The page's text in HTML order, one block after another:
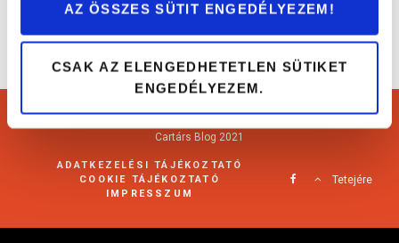
AZ ÖSSZES SÜTIT ENGEDÉLYEZEM!
CSAK AZ ELENGEDHETETLEN SÜTIKET
ENGEDÉLYEZEM.
Cartárs Blog 2021
ADATKEZELÉSI TÁJÉKOZTATÓ
COOKIE TÁJÉKOZTATÓ
IMPRESSZUM
Tetejére